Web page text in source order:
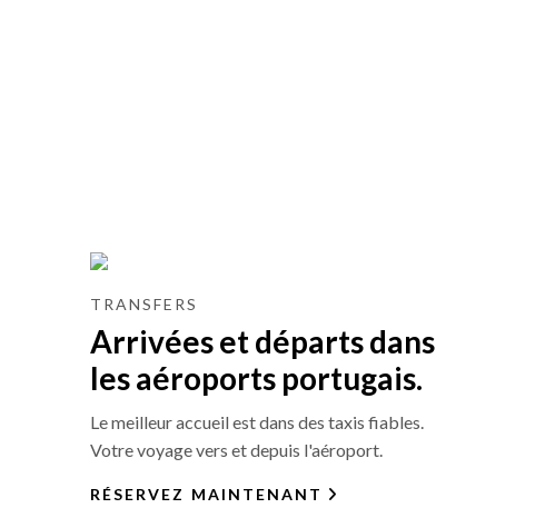
TRANSFERS
Arrivées et départs dans
les aéroports portugais.
Le meilleur accueil est dans des taxis fiables.
Votre voyage vers et depuis l'aéroport.
RÉSERVEZ MAINTENANT